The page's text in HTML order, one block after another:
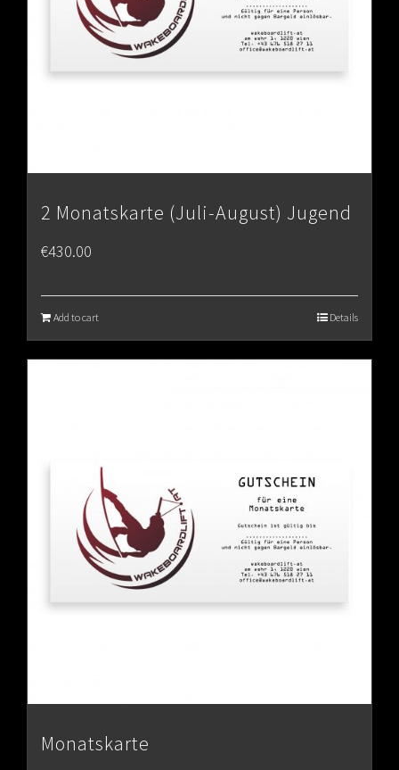
2 Monatskarte (Juli-August) Jugend
€430.00
Add to cart Details
Monatskarte